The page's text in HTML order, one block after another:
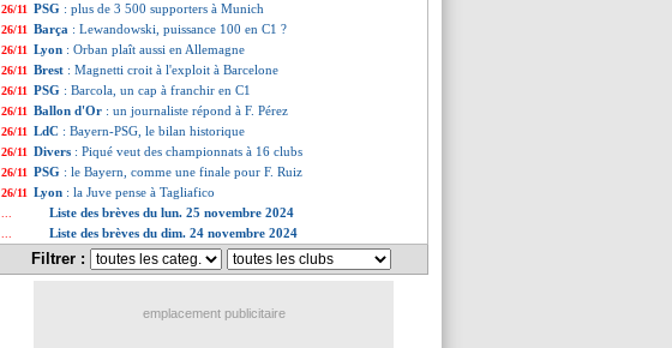
26/11 PSG : plus de 3 500 supporters à Munich
26/11 Barça : Lewandowski, puissance 100 en C1 ?
26/11 Lyon : Orban plaît aussi en Allemagne
26/11 Brest : Magnetti croit à l'exploit à Barcelone
26/11 PSG : Barcola, un cap à franchir en C1
26/11 Ballon d'Or : un journaliste répond à F. Pérez
26/11 LdC : Bayern-PSG, le bilan historique
26/11 Divers : Piqué veut des championnats à 16 clubs
26/11 PSG : le Bayern, comme une finale pour F. Ruiz
26/11 Lyon : la Juve pense à Tagliafico
Liste des brèves du lun. 25 novembre 2024
Liste des brèves du dim. 24 novembre 2024
Filtrer :
emplacement publicitaire